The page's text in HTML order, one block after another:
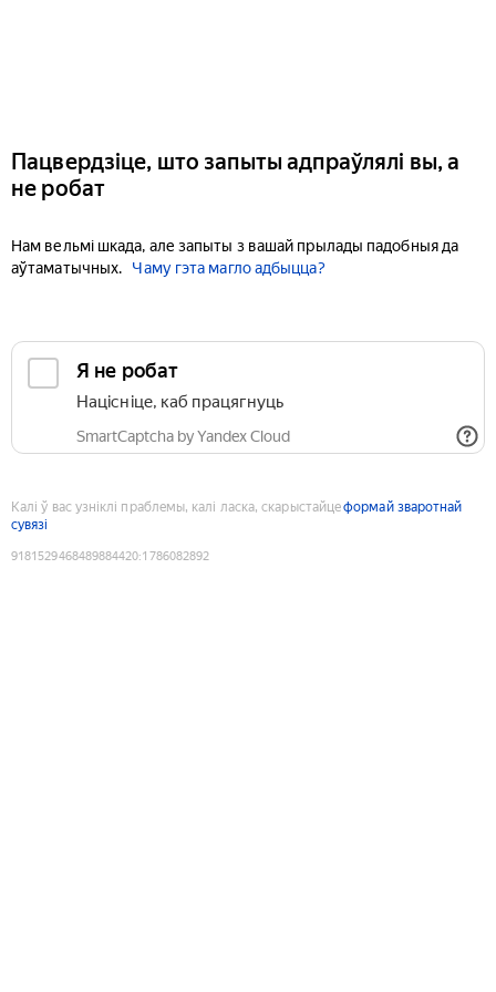
Пацвердзіце, што запыты адпраўлялі вы, а
не робат
Нам вельмі шкада, але запыты з вашай прылады падобныя да
аўтаматычных.
Чаму гэта магло адбыцца?
Я не робат
Націсніце, каб працягнуць
SmartCaptcha by Yandex Cloud
Калі ў вас узніклі праблемы, калі ласка, скарыстайцеформай зваротнай
сувязі
9181529468489884420:1786082892